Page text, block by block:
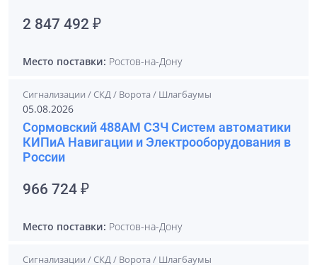
2 847 492 ₽
Место поставки: Ростов-на-Дону
Сигнализации / СКД / Ворота / Шлагбаумы
05.08.2026
Сормовский 488АМ СЗЧ Систем автоматики
КИПиА Навигации и Электрооборудования в
России
966 724 ₽
Место поставки: Ростов-на-Дону
Сигнализации / СКД / Ворота / Шлагбаумы